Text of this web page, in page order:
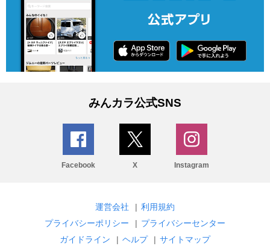
みんカラ公式SNS
Facebook X Instagram
運営会社 | 利用規約
プライバシーポリシー
| プライバシーセンター
ガイドライン
| ヘルプ | サイトマップ